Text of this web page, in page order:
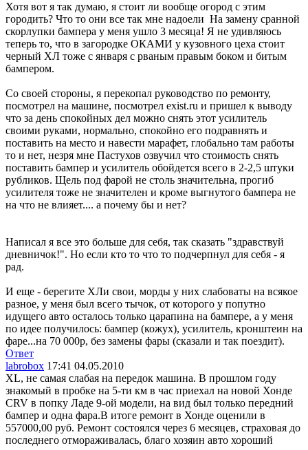
Хотя вот я так думаю, я стоит ли вообще огород с этим
городить? Что то они все так мне надоели На замену сранной
скорлупки бампера у меня ушло 3 месяца! Я не удивляюсь
теперь то, что в загородке ОКАМИ у кузовного цеха стоит
черный ХЛ тоже с января с рваным правым боком и битым
бампером.
Со своей стороны, я перекопал руководство по ремонту,
посмотрел на машине, посмотрел exist.ru и пришел к выводу
что за день спокойных дел можно снять этот усилитель
своими руками, нормально, спокойно его подравнять и
поставить на место и навести марафет, глобально там работы
то и нет, незря мне Пастухов озвучил что стоимость снять
поставить бампер и усилитель обойдется всего в 2-2,5 штуки
рубликов. Щель под фарой не столь значительна, прогиб
усилителя тоже не значителен и кроме выгнутого бампера не
на что не влияет.... а почему бы и нет?
Написал я все это больше для себя, так сказать "здравствуй
дневничок!". Но если кто то что то подчерпнул для себя - я
рад.
И еще - берегите ХЛи свои, морды у них слабоваты на всякое
разное, у меня был всего тычок, от которого у попутно
идущего авто осталось только царапина на бампере, а у меня
по идее получилось: бампер (кожух), усилитель, кронштеин на
фаре...на 70 000р, без замены фары (сказали и так поездит).
Ответ
labrobox 17:41 04.05.2010
XL, не самая слабая на передок машина. В прошлом году
знакомый в пробке на 5-ти км в час приехал на новой Хонде
CRV в попку Ладе 9-ой модели, на вид был только передний
бампер и одна фара.В итоге ремонт в Хонде оценили в
557000,00 руб. Ремонт состоялся через 6 месяцев, страховая до
последнего отмораживалась, благо хозяин авто хороший